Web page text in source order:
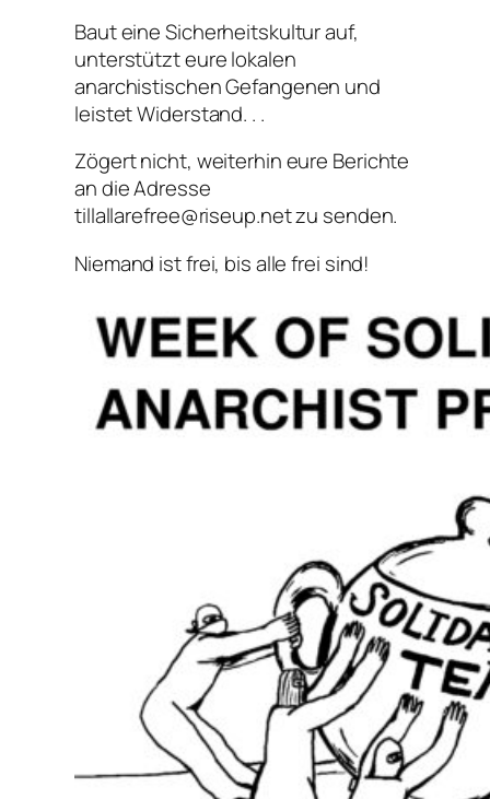
Baut eine Sicherheitskultur auf,
unterstützt eure lokalen
anarchistischen Gefangenen und
leistet Widerstand. . .
Zögert nicht, weiterhin eure Berichte
an die Adresse
tillallarefree@riseup.net zu senden.
Niemand ist frei, bis alle frei sind!